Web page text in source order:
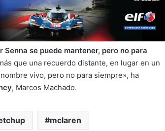
Senna se puede mantener, pero no para
que una recuerdo distante, en lugar en un
vivo, pero no para siempre», ha
, Marcos Machado.
mclaren